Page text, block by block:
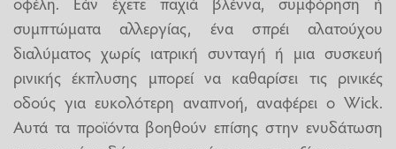
συμπτώματα αλλεργίας, ένα σπρέι αλατούχου
διαλύματος χωρίς ιατρική συνταγή ή μια συσκευή
ρινικής έκπλυσης μπορεί να καθαρίσει τις ρινικές
οδούς για ευκολότερη αναπνοή, αναφέρει ο Wick.
Αυτά τα προϊόντα βοηθούν επίσης στην ενυδάτωση